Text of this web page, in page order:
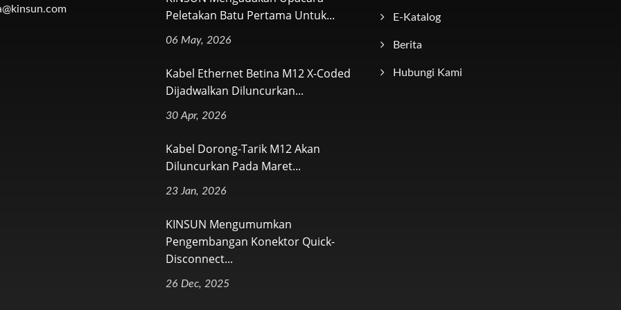
Peletakan Batu Pertama Untuk...
06 May, 2026
Kabel Ethernet Betina M12 X-Coded
Dijadwalkan Diluncurkan...
30 Apr, 2026
Kabel Dorong-Tarik M12 Akan
Diluncurkan Pada Maret...
23 Jan, 2026
KINSUN Mengumumkan
Pengembangan Konektor Quick-
Disconnect...
26 Dec, 2025
E-Katalog
Berita
Hubungi Kami